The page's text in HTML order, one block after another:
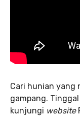
Cari hunian yang
gampang.
kunjungi website